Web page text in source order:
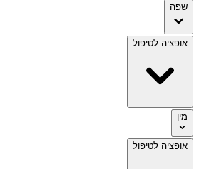
שפה
אופציה לטיפול
מין
אופציה לטיפול